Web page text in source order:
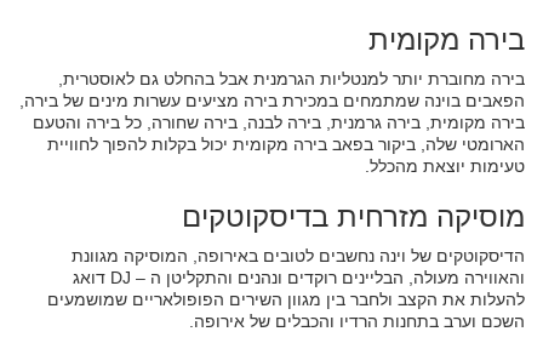
בירה מקומית
בירה מחוברת יותר למנטליות הגרמנית אבל בהחלט גם לאוסטרית,
הפאבים בוינה שמתמחים במכירת בירה מציעים עשרות מינים של בירה,
בירה מקומית, בירה גרמנית, בירה לבנה, בירה שחורה, כל בירה והטעם
הארומטי שלה, ביקור בפאב בירה מקומית יכול בקלות להפוך לחוויית
טעימות יוצאת מהכלל.
מוסיקה מזרחית בדיסקוטקים
הדיסקוטקים של וינה נחשבים לטובים באירופה, המוסיקה מגוונת
והאווירה מעולה, הבליינים רוקדים ונהנים והתקליטן ה – DJ דואג
להעלות את הקצב ולחבר בין מגוון השירים הפופולאריים שמושמעים
השכם וערב בתחנות הרדיו והכבלים של אירופה.